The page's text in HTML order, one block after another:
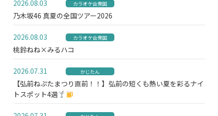
2026.08.03 カラオケ合衆国
乃木坂46 真夏の全国ツアー2026
2026.08.03 カラオケ合衆国
桃鈴ねね×みるハコ
2026.07.31 かじたん
【弘前ねぷたまつり直前！！】弘前の短くも熱い夏を彩るナイ
トスポット4選